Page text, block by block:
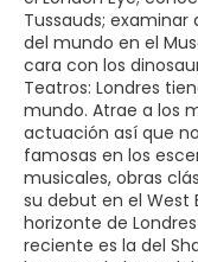
Tussauds;
del mundo en el
cara con los
Teatros: Londres
mundo. Atrae a los
actuación así que
famosas en los
musicales, obras
su debut en el West
horizonte de
reciente es la del